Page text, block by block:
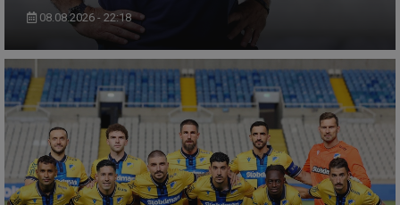
08.08.2026 - 22:18